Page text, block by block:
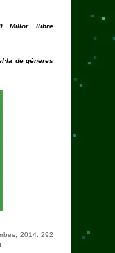
Millor llibre
de gèneres
2014. 292